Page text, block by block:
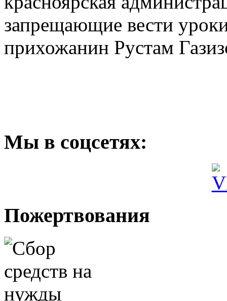
запрещающие вести
прихожанин Рустам
Мы в соцсетях:
Пожертвования